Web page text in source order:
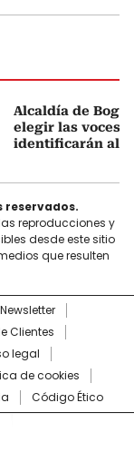
Alcaldía de
elegir las voces
identificarán al
reservados.
reproducciones y
desde este sitio
que resulten
Newsletter
Clientes
legal
de cookies
Código Ético